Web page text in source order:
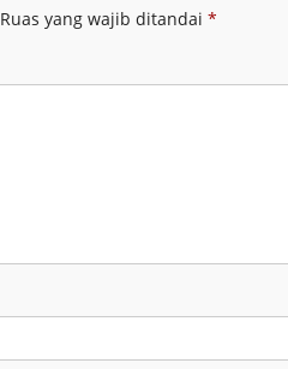
Ruas yang wajib ditandai *